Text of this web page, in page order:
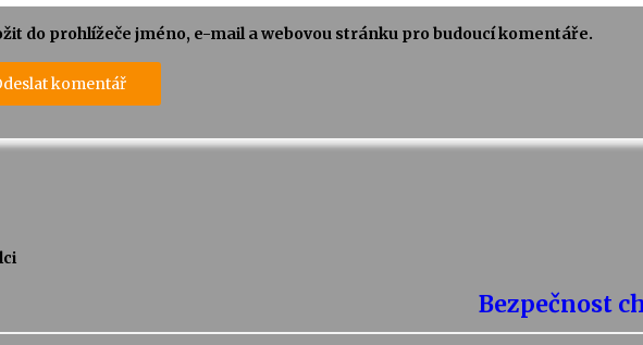
do prohlížeče jméno, e-mail a webovou stránku pro budoucí komentáře.
Bezpečnost